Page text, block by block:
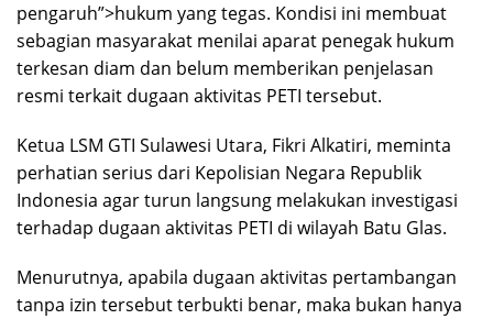
pengaruh”>hukum yang tegas. Kondisi ini membuat
sebagian masyarakat menilai aparat penegak hukum
terkesan diam dan belum memberikan penjelasan
resmi terkait dugaan aktivitas PETI tersebut.
Ketua LSM GTI Sulawesi Utara, Fikri Alkatiri, meminta
perhatian serius dari Kepolisian Negara Republik
Indonesia agar turun langsung melakukan investigasi
terhadap dugaan aktivitas PETI di wilayah Batu Glas.
Menurutnya, apabila dugaan aktivitas pertambangan
tanpa izin tersebut terbukti benar, maka bukan hanya